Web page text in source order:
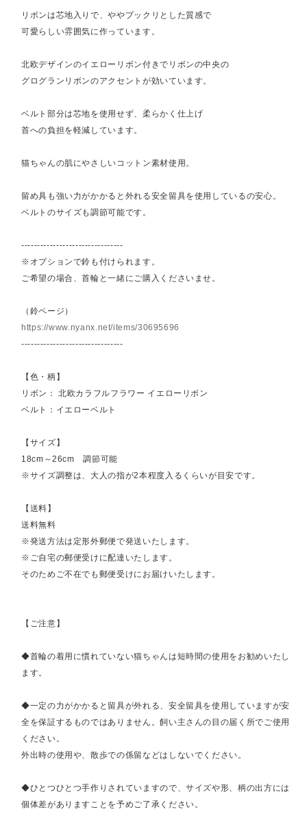
リボンは芯地入りで、ややプックリとした質感で
可愛らしい雰囲気に作っています。
北欧デザインのイエローリボン付きでリボンの中央の
グログランリボンのアクセントが効いています。
ベルト部分は芯地を使用せず、柔らかく仕上げ
首への負担を軽減しています。
猫ちゃんの肌にやさしいコットン素材使用。
留め具も強い力がかかると外れる安全留具を使用しているの安心。
ベルトのサイズも調節可能です。
--------------------------------
※オプションで鈴も付けられます。
ご希望の場合、首輪と一緒にご購入くださいませ。
（鈴ページ）
https://www.nyanx.net/items/30695696
--------------------------------
【色・柄】
リボン： 北欧カラフルフラワー イエローリボン
ベルト：イエローベルト
【サイズ】
18cm～26cm 調節可能
※サイズ調整は、大人の指が2本程度入るくらいが目安です。
【送料】
送料無料
※発送方法は定形外郵便で発送いたします。
※ご自宅の郵便受けに配達いたします。
そのためご不在でも郵便受けにお届けいたします。
【ご注意】
◆首輪の着用に慣れていない猫ちゃんは短時間の使用をお勧めいたし
ます。
◆一定の力がかかると留具が外れる、安全留具を使用していますが安
全を保証するものではありません。飼い主さんの目の届く所でご使用
ください。
外出時の使用や、散歩での係留などはしないでください。
◆ひとつひとつ手作りされていますので、サイズや形、柄の出方には
個体差がありますことを予めご了承ください。